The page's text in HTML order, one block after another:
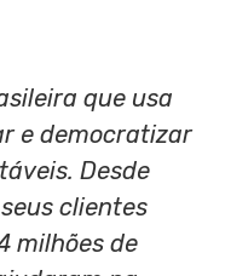
que usa
e democratizar
Desde
clientes
milhões de